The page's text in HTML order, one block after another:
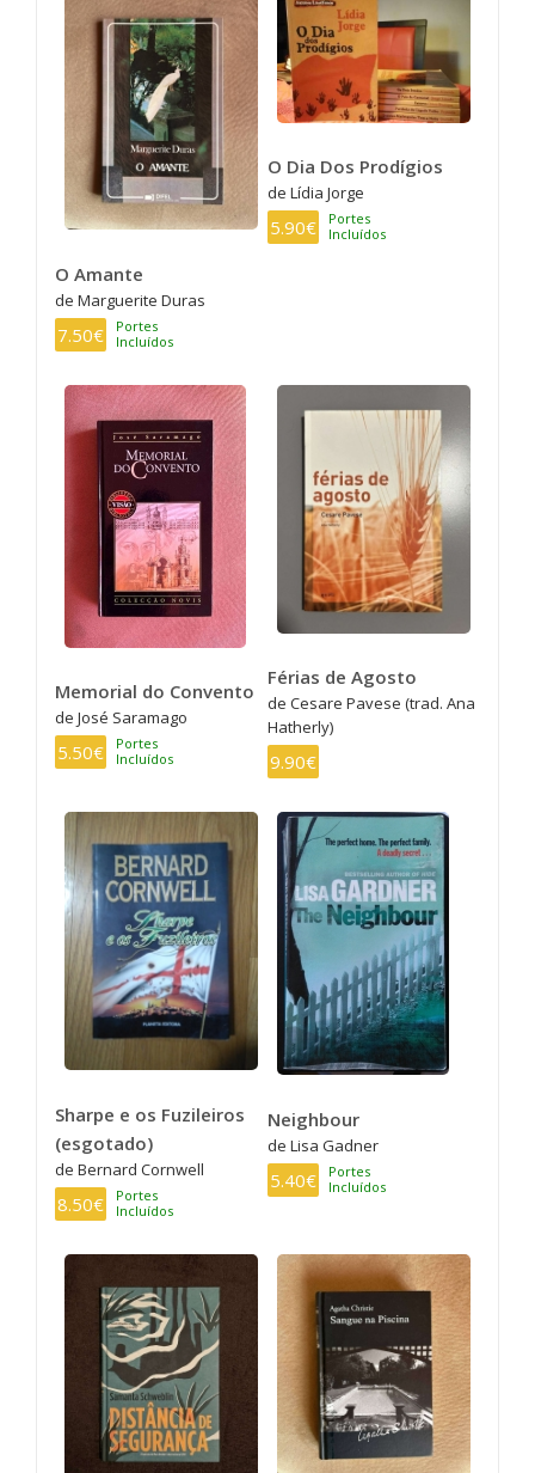
O Amante
de Marguerite Duras
7.50€
Portes
Incluídos
O Dia Dos Prodígios
de Lídia Jorge
5.90€
Portes
Incluídos
Memorial do Convento
de José Saramago
5.50€
Portes
Incluídos
Férias de Agosto
de Cesare Pavese (trad. Ana
Hatherly)
9.90€
Sharpe e os Fuzileiros
(esgotado)
de Bernard Cornwell
8.50€
Portes
Incluídos
Neighbour
de Lisa Gadner
5.40€
Portes
Incluídos